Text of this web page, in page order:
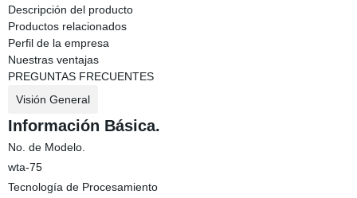
Descripción del producto
Productos relacionados
Perfil de la empresa
Nuestras ventajas
PREGUNTAS FRECUENTES
Visión General
Información Básica.
No. de Modelo.
wta-75
Tecnología de Procesamiento